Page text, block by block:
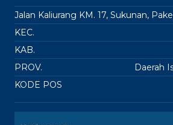
Jalan Kaliurang KM. 17, Sukunan,
KEC.
KAB.
PROV.
Daerah
KODE POS